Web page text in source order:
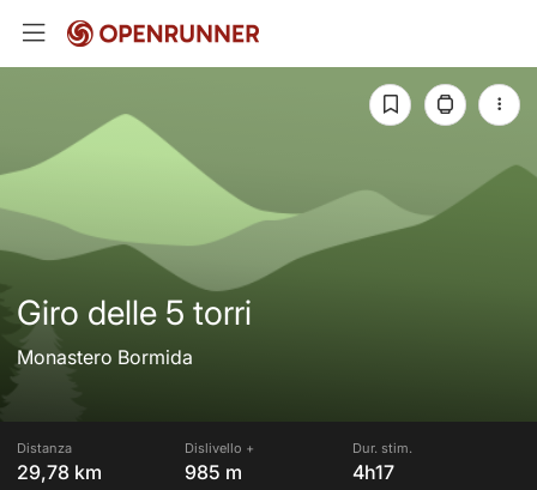
Giro delle 5 torri
Monastero Bormida
Distanza
29,78 km
Dislivello +
985 m
Dur. stim.
4h17